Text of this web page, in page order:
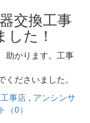
交換工事
た！
助かります。工事
ださいました。
工事店 , アンシンサ
（0）